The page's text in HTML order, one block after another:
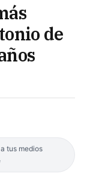
de
tus medios